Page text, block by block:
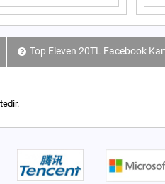
Top Eleven 20TL Facebook